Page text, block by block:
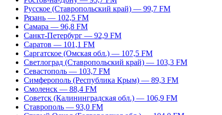
Русское (Ставропольский край) — 99,7 FM
Рязань — 102,5 FM
Самара — 96,8 FM
Санкт-Петербург — 92,9 FM
Саратов — 101,1 FM
Саргатское (Омская обл.) — 107,5 FM
Светлоград (Ставропольский край) — 103,3 FM
Севастополь — 103,7 FM
Симферополь (Республика Крым) — 89,3 FM
Смоленск — 88,4 FM
Советск (Калининградская обл.) — 106,9 FM
Ставрополь — 93,0 FM